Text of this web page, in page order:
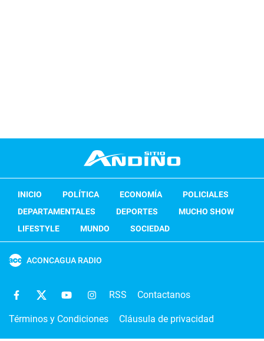
INICIO POLÍTICA ECONOMÍA
POLICIALES
DEPARTAMENTALES
DEPORTES
MUCHO SHOW
LIFESTYLE
MUNDO SOCIEDAD
ACONCAGUA RADIO
RSS Contactanos
Términos y Condiciones Cláusula de privacidad